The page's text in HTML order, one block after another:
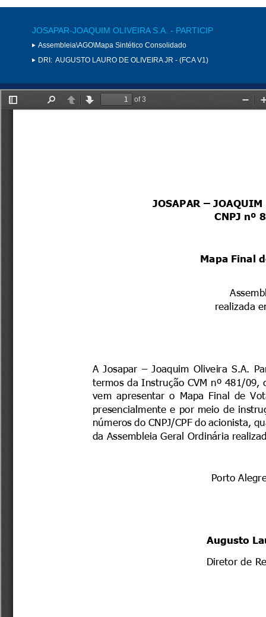
JOSAPAR-JOAQUIM OLIVEIRA S.A. - PARTICIP
Assembleia\AGO\Mapa Sintético Consolidado
DRI: AUGUSTO LAURO DE OLIVEIRA JR - (FCA V1)